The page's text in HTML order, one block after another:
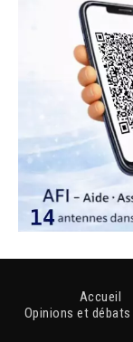
Accueil
Opinions et débats